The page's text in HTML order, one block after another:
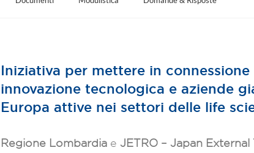
Iniziativa per mettere in
innovazione tecnologica e aziende
Europa attive nei settori delle life
Regione Lombardia e JETRO – Japan